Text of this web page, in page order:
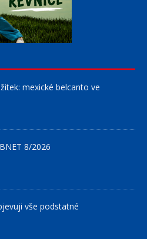
mexické belcanto ve
8/2026
vše podstatné